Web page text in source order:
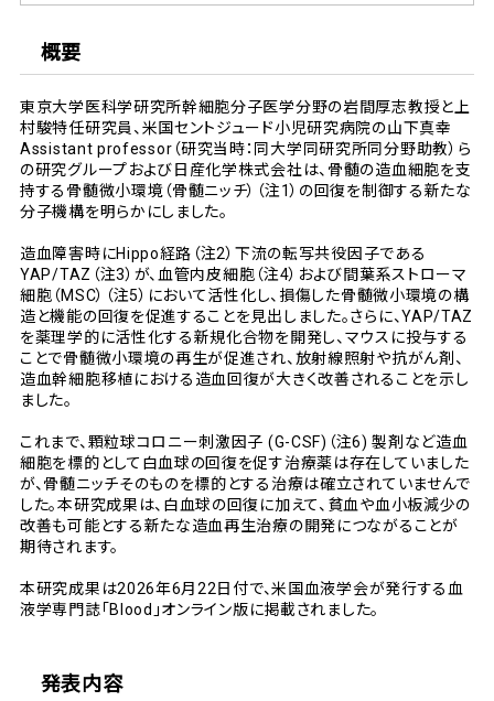
概要
東京大学医科学研究所幹細胞分子医学分野の岩間厚志教授と上
村駿特任研究員、米国セントジュード小児研究病院の山下真幸
Assistant professor（研究当時：同大学同研究所同分野助教）ら
の研究グループおよび日産化学株式会社は、骨髄の造血細胞を支
持する骨髄微小環境（骨髄ニッチ）（注1）の回復を制御する新たな
分子機構を明らかにしました。
造血障害時にHippo経路（注2）下流の転写共役因子である
YAP/TAZ（注3）が、血管内皮細胞（注4）および間葉系ストローマ
細胞（MSC）（注5）において活性化し、損傷した骨髄微小環境の構
造と機能の回復を促進することを見出しました。さらに、YAP/TAZ
を薬理学的に活性化する新規化合物を開発し、マウスに投与する
ことで骨髄微小環境の再生が促進され、放射線照射や抗がん剤、
造血幹細胞移植における造血回復が大きく改善されることを示し
ました。
これまで、顆粒球コロニー刺激因子 (G-CSF)（注6) 製剤など造血
細胞を標的として白血球の回復を促す治療薬は存在していました
が、骨髄ニッチそのものを標的とする治療は確立されていませんで
した。本研究成果は、白血球の回復に加えて、貧血や血小板減少の
改善も可能とする新たな造血再生治療の開発につながることが
期待されます。
本研究成果は2026年6月22日付で、米国血液学会が発行する血
液学専門誌「Blood」オンライン版に掲載されました。
発表内容